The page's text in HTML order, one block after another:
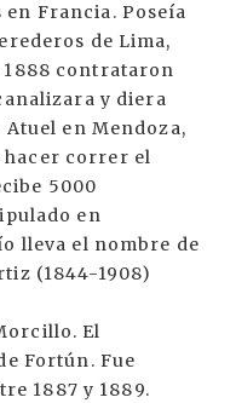
en Francia. Poseía
de Lima,
1888 contrataron
y diera
en Mendoza,
hacer correr el
5000
en
lleva el nombre de
(1844-1908)
El
Fortún. Fue
1887 y 1889.